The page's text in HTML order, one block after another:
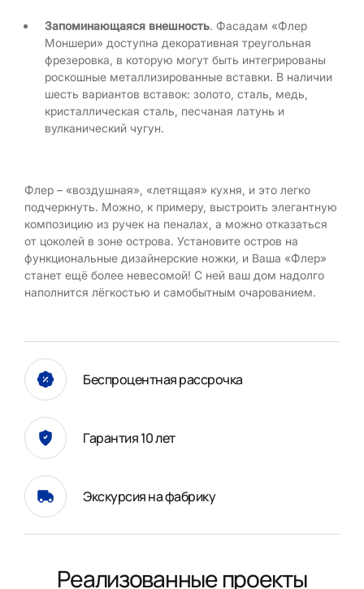
Запоминающаяся внешность. Фасадам «Флер
Моншери» доступна декоративная треугольная
фрезеровка, в которую могут быть интегрированы
роскошные металлизированные вставки. В наличии
шесть вариантов вставок: золото, сталь, медь,
кристаллическая сталь, песчаная латунь и
вулканический чугун.
Флер – «воздушная», «летящая» кухня, и это легко
подчеркнуть. Можно, к примеру, выстроить элегантную
композицию из ручек на пеналах, а можно отказаться
от цоколей в зоне острова. Установите остров на
функциональные дизайнерские ножки, и Ваша «Флер»
станет ещё более невесомой! С ней ваш дом надолго
наполнится лёгкостью и самобытным очарованием.
Беспроцентная рассрочка
Гарантия 10 лет
Экскурсия на фабрику
Реализованные проекты